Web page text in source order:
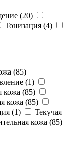
(20)
Тонизация (4)
(85)
(1)
кожа (85)
кожа (85)
(1)
Текучая
кожа (85)